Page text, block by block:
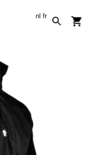
nl fr